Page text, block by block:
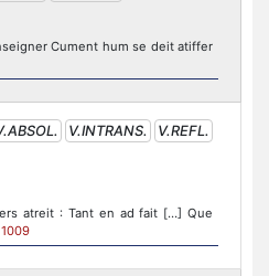
Cument hum se deit atiffer
V.INTRANS.
V.REFL.
atreit : Tant en ad fait […] Que
1009